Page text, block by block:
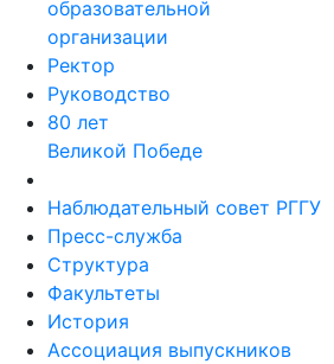
образовательной
организации
Ректор
Руководство
80 лет
Великой Победе
Наблюдательный совет РГГУ
Пресс-служба
Структура
Факультеты
История
Ассоциация выпускников